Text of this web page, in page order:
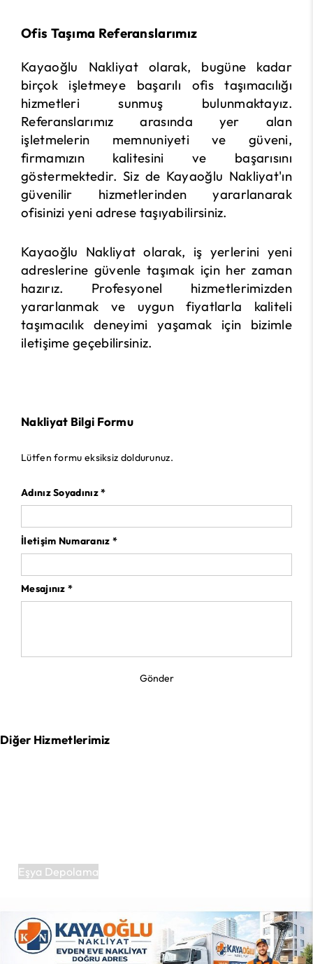
Ofis Taşıma Referanslarımız
Kayaoğlu Nakliyat olarak, bugüne kadar
birçok işletmeye başarılı ofis taşımacılığı
hizmetleri sunmuş bulunmaktayız.
Referanslarımız arasında yer alan
işletmelerin memnuniyeti ve güveni,
firmamızın kalitesini ve başarısını
göstermektedir. Siz de Kayaoğlu Nakliyat'ın
güvenilir hizmetlerinden yararlanarak
ofisinizi yeni adrese taşıyabilirsiniz.
Kayaoğlu Nakliyat olarak, iş yerlerini yeni
adreslerine güvenle taşımak için her zaman
hazırız. Profesyonel hizmetlerimizden
yararlanmak ve uygun fiyatlarla kaliteli
taşımacılık deneyimi yaşamak için bizimle
iletişime geçebilirsiniz.
Nakliyat Bilgi Formu
Lütfen formu eksiksiz doldurunuz.
Adınız Soyadınız *
İletişim Numaranız *
Mesajınız *
Gönder
Diğer Hizmetlerimiz
Eşya Depolama